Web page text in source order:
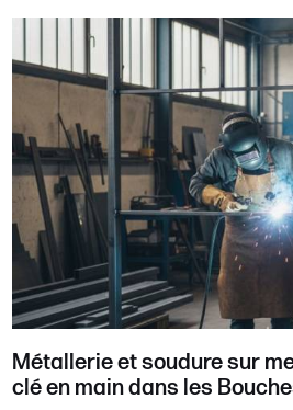
Métallerie et soudure sur
clé en main dans les